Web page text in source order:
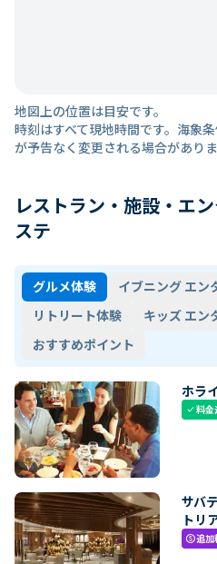
地図上の位置は目安です。
時刻はすべて現地時間です。海象
が予告なく変更される場合がありま
レストラン・施設・エ
ステ
グルメ体験
イブニング エン
リトリート体験
キッズ エン
おすすめポイント
ホラ
check料金
サバ
トリ
paid追加